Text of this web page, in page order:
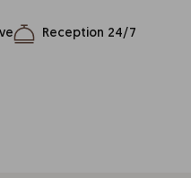
Reception 24/7